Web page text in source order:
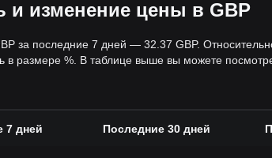
и изменение цены в GBP
за последние 7 дней — 32.37 GBP.
размере %. В таблице выше вы можете
7 дней Последние 30 дней